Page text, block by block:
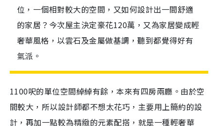
位，一個相對較大的空間，又如何設計出一間舒適
的家居？今次屋主決定豪花120萬，又為家居變成輕
奢華風格，以雲石及金屬做基調，聽到都覺得好有
氣派。
1100呎的單位空間綽綽有餘，本來有四房兩廳。由於空
間較大，所以設計師都不想太花巧，主要用上簡約的設
計，再加一點較為精緻的元素配搭，就是一種輕奢華